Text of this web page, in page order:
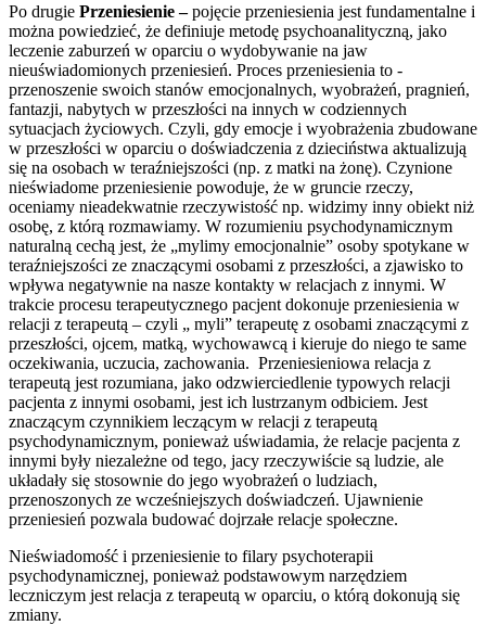
Po drugie Przeniesienie –pojęcie przeniesienia jest fundamentalne i
można powiedzieć, że definiuje metodę psychoanalityczną, jako
leczenie zaburzeń w oparciu o wydobywanie na jaw
nieuświadomionych przeniesień. Proces przeniesienia to -
przenoszenie swoich stanów emocjonalnych, wyobrażeń, pragnień,
fantazji, nabytych w przeszłości na innych w codziennych
sytuacjach życiowych. Czyli, gdy emocje i wyobrażenia zbudowane
w przeszłości w oparciu o doświadczenia z dzieciństwa aktualizują
się na osobach w teraźniejszości (np. z matki na żonę). Czynione
nieświadome przeniesienie powoduje, że w gruncie rzeczy,
oceniamy nieadekwatnie rzeczywistość np. widzimy inny obiekt niż
osobę, z którą rozmawiamy. W rozumieniu psychodynamicznym
naturalną cechą jest, że „mylimy emocjonalnie” osoby spotykane w
teraźniejszości ze znaczącymi osobami z przeszłości, a zjawisko to
wpływa negatywnie na nasze kontakty w relacjach z innymi. W
trakcie procesu terapeutycznego pacjent dokonuje przeniesienia w
relacji z terapeutą – czyli „ myli” terapeutę z osobami znaczącymi z
przeszłości, ojcem, matką, wychowawcą i kieruje do niego te same
oczekiwania, uczucia, zachowania. Przeniesieniowa relacja z
terapeutą jest rozumiana, jako odzwierciedlenie typowych relacji
pacjenta z innymi osobami, jest ich lustrzanym odbiciem. Jest
znaczącym czynnikiem leczącym w relacji z terapeutą
psychodynamicznym, ponieważ uświadamia, że relacje pacjenta z
innymi były niezależne od tego, jacy rzeczywiście są ludzie, ale
układały się stosownie do jego wyobrażeń o ludziach,
przenoszonych ze wcześniejszych doświadczeń. Ujawnienie
przeniesień pozwala budować dojrzałe relacje społeczne.
Nieświadomość i przeniesienie to filary psychoterapii
psychodynamicznej, ponieważ podstawowym narzędziem
leczniczym jest relacja z terapeutą w oparciu, o którą dokonują się
zmiany.